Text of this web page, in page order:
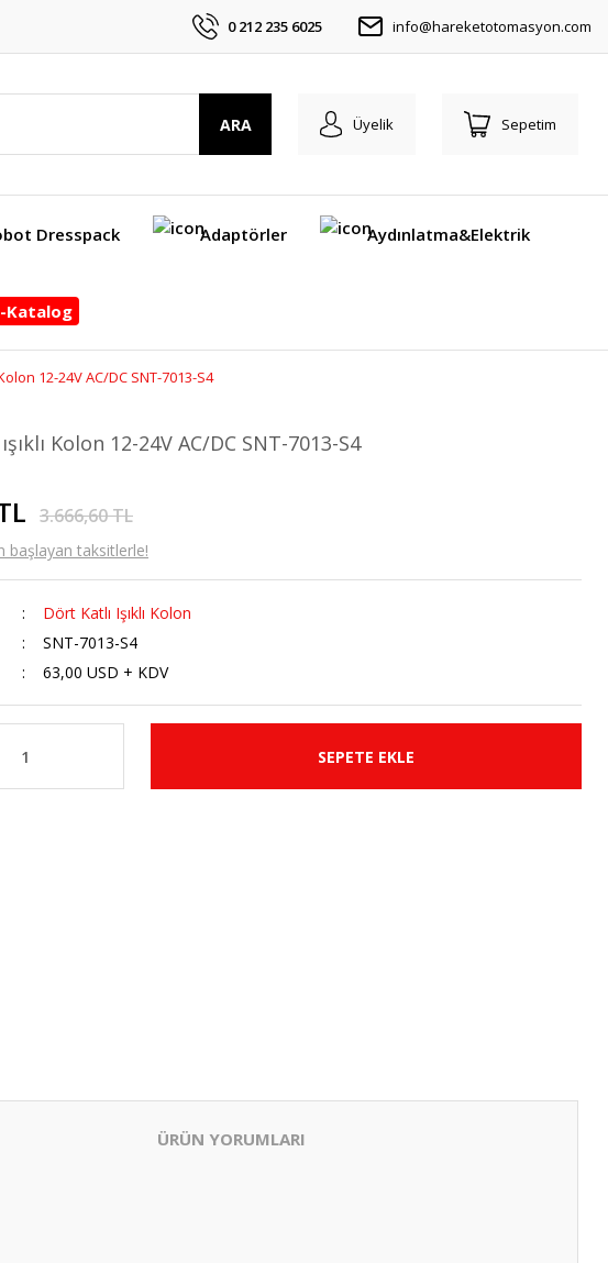
0 212 235 6025 info@hareketotomasyon.com
ARA Üyelik Sepetim
Dresspack Adaptörler Aydınlatma&Elektrik
Katalog
12-24V AC/DC SNT-7013-S4
Kolon 12-24V AC/DC SNT-7013-S4
3.666,60 TL
başlayan taksitlerle!
Dört Katlı Işıklı Kolon
SNT-7013-S4
63,00 USD + KDV
SEPETE EKLE
ÜRÜN YORUMLARI